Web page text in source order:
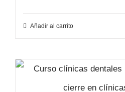
Añadir al carrito